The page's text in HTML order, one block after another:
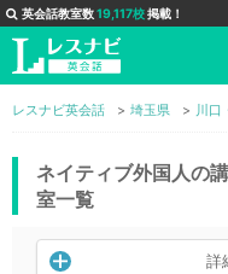
英会話教室数19,117校掲載！
レスナビ英会話 埼玉県 川口
ネイティブ外国人の
室一覧
詳